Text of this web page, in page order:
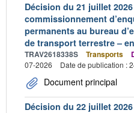
Décision du 21 juillet
commissionnement
permanents au bureau
de transport terrestre –
TRAV2618338S Transports
07-2026
Date de publication :
Document principal
Décision du 22 juillet